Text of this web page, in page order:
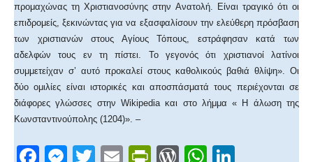
προμαχώνας τη Χριστιανοσύνης στην Ανατολή. Είναι τραγικό ότι οι
επιδρομείς, ξεκινώντας για να εξασφαλίσουν την ελεύθερη πρόσβαση
των χριστιανών στους Αγίους Τόπους, εστράφησαν κατά των
αδελφών τους εν τη πίστει. Το γεγονός ότι χριστιανοί λατίνοι
συμμετείχαν σ’ αυτό προκαλεί στους καθολικούς βαθιά θλίψη». Οι
δύο ομιλίες είναι ιστορικές και αποσπάσματά τους περιέχονται σε
διάφορες γλώσσες στην Wikipedia και στο λήμμα « Η άλωση της
Κωνσταντινούπολης (1204)». –
F M T E Pr W W